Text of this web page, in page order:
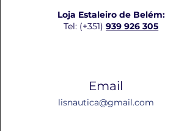
Loja Estaleiro de Belém:
Tel: (+351)939 926 305
Email
lisnautica@gmail.com